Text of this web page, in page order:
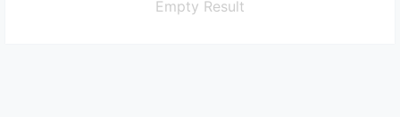
Empty Result